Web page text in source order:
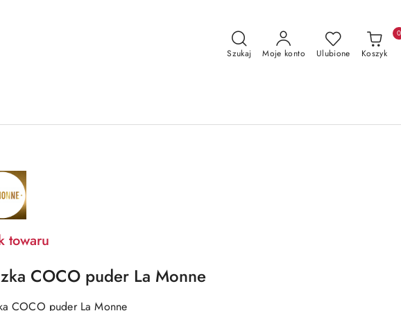
Szukaj Moje konto Ulubione Koszyk
0
towaru
COCO puder La Monne
COCO puder La Monne